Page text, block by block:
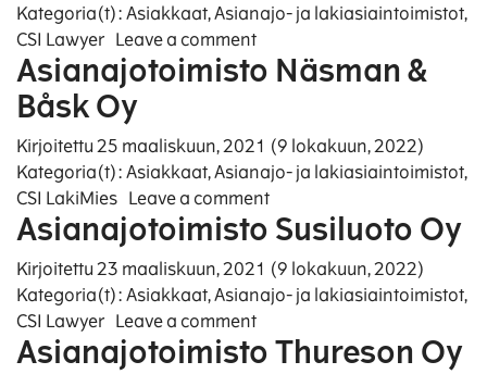
Kategoria(t):Asiakkaat,Asianajo- ja lakiasiaintoimistot,
CSI Lawyer Leave a commenton Asianajotoimisto Edelle
Asianajotoimisto Näsman &
Båsk Oy
Kirjoitettu25 maaliskuun, 2021 (9 lokakuun, 2022)
Kategoria(t):Asiakkaat,Asianajo- ja lakiasiaintoimistot,
CSI LakiMies Leave a commenton Asianajotoimisto
Asianajotoimisto Susiluoto Oy
Kirjoitettu23 maaliskuun, 2021 (9 lokakuun, 2022)
Kategoria(t):Asiakkaat,Asianajo- ja lakiasiaintoimistot,
CSI Lawyer Leave a commenton Asianajotoimisto
Asianajotoimisto Thureson Oy